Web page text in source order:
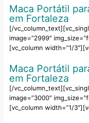
Maca Portátil
em Fortaleza
[/
image=”2999″
[vc_column width=”1/
Maca Portátil
em Fortaleza
[/
image=”3000″
[vc_column width=”1/